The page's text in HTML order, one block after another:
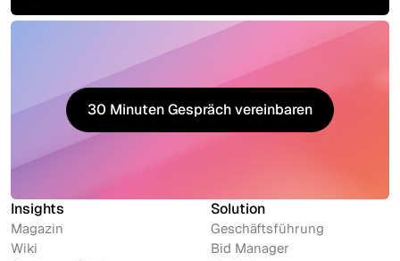
30 Minuten Gespräch vereinbaren
30 Minuten Gespräch vereinbaren
Insights
Magazin
Wiki
Solution
Geschäftsführung
Bid Manager